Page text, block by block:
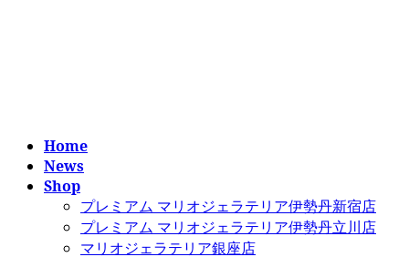
Home
News
Shop
プレミアム マリオジェラテリア伊勢丹新宿店
プレミアム マリオジェラテリア伊勢丹立川店
マリオジェラテリア銀座店